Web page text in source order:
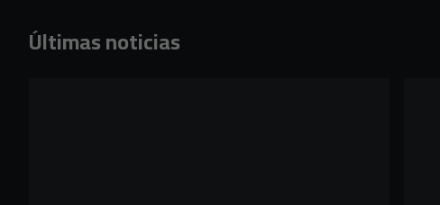
Últimas noticias